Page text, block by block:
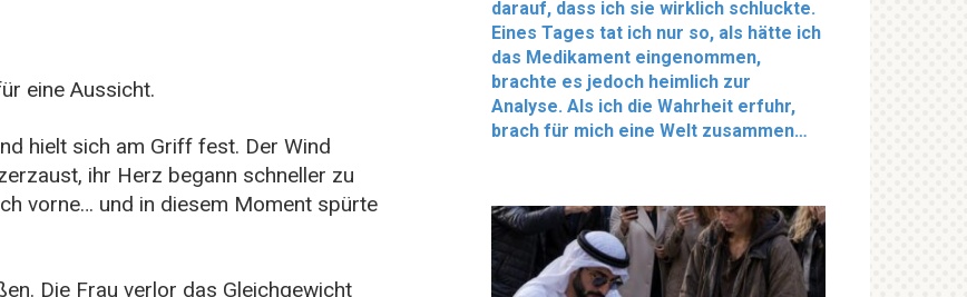
eine Aussicht.
hielt sich am Griff fest. Der Wind
ihr Herz begann schneller zu
vorne… und in diesem Moment spürte
Die Frau verlor das Gleichgewicht
darauf, dass ich sie wirklich schluckte.
Eines Tages tat ich nur so, als hätte ich
das Medikament eingenommen,
brachte es jedoch heimlich zur
Analyse. Als ich die Wahrheit erfuhr,
brach für mich eine Welt zusammen…